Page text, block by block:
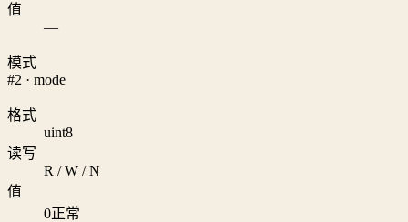
值
—
模式
#2 · mode
格式
uint8
读写
R / W / N
值
0正常